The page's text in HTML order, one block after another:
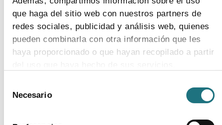
que haga del sitio web con nuestros partners de
redes sociales, publicidad y análisis web, quienes
pueden combinarla con otra información que les
haya proporcionado o que hayan recopilado a partir
Para más información puede acceder a nuestra
Necesario
¿POR QUÉ EUROPA HA
DEJADO DE FABRICAR
MUCHOS DE ESTOS
MEDICAMENTOS